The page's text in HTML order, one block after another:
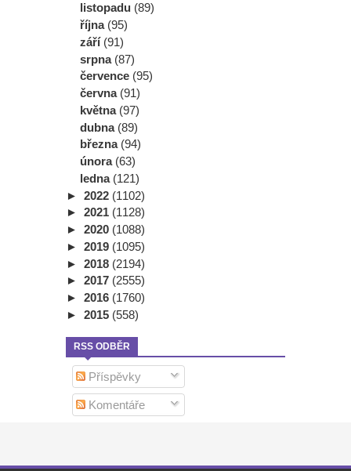
listopadu (89)
října (95)
září (91)
srpna (87)
července (95)
června (91)
května (97)
dubna (89)
března (94)
února (63)
ledna (121)
► 2022 (1102)
► 2021 (1128)
► 2020 (1088)
► 2019 (1095)
► 2018 (2194)
► 2017 (2555)
► 2016 (1760)
► 2015 (558)
RSS ODBĚR
Příspěvky
Komentáře